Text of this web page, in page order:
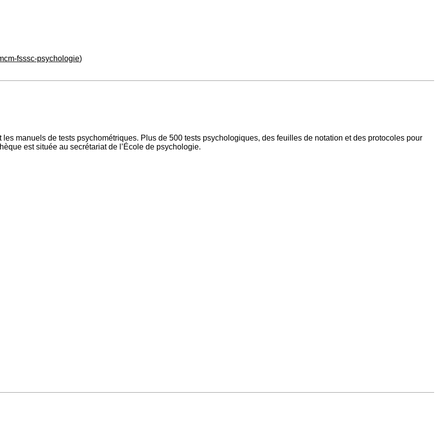
fsssc-psychologie)
manuels de tests psychométriques. Plus de 500 tests psychologiques, des feuilles de notation et des protocoles pour
est située au secrétariat de l’École de psychologie.